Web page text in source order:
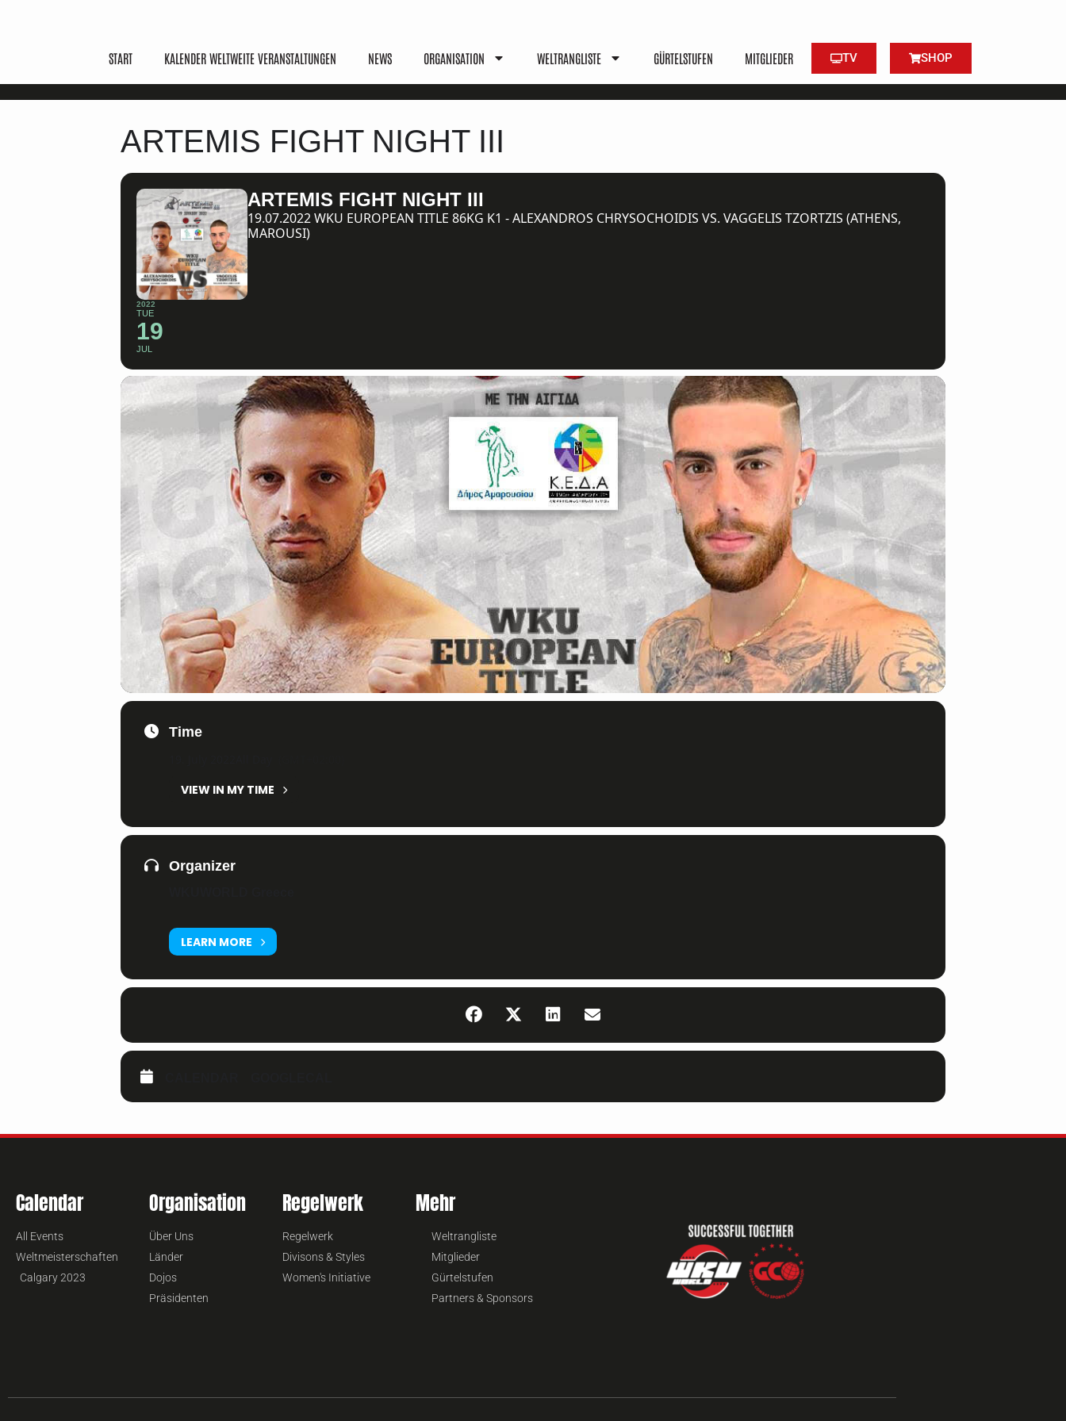
START KALENDER WELTWEITE VERANSTALTUNGEN NEWS ORGANISATION WELTRANGLISTE GÜRTELSTUFEN MITGLIEDER TV SHOP
ARTEMIS FIGHT NIGHT III
2022
TUE
19
JUL
ARTEMIS FIGHT NIGHT III
19.07.2022 WKU EUROPEAN TITLE 86KG K1 - ALEXANDROS CHRYSOCHOIDIS VS. VAGGELIS TZORTZIS (ATHENS,
MAROUSI)
Time
VIEW IN MY TIME
Organizer
LEARN MORE
Calendar
All Events
Weltmeisterschaften
Calgary 2023
Organisation
Über Uns
Länder
Dojos
Präsidenten
Regelwerk
Regelwerk
Divisons & Styles
Women's Initiative
Mehr
Weltrangliste
Mitglieder
Gürtelstufen
Partners & Sponsors